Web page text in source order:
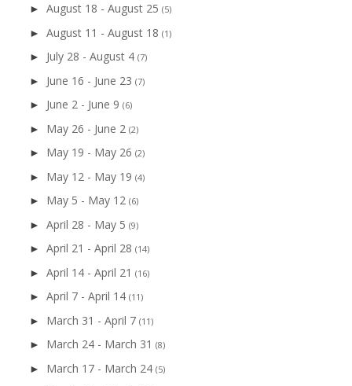
► August 18 - August 25 (5)
► August 11 - August 18 (1)
► July 28 - August 4 (7)
► June 16 - June 23 (7)
► June 2 - June 9 (6)
► May 26 - June 2 (2)
► May 19 - May 26 (2)
► May 12 - May 19 (4)
► May 5 - May 12 (6)
► April 28 - May 5 (9)
► April 21 - April 28 (14)
► April 14 - April 21 (16)
► April 7 - April 14 (11)
► March 31 - April 7 (11)
► March 24 - March 31 (8)
► March 17 - March 24 (5)